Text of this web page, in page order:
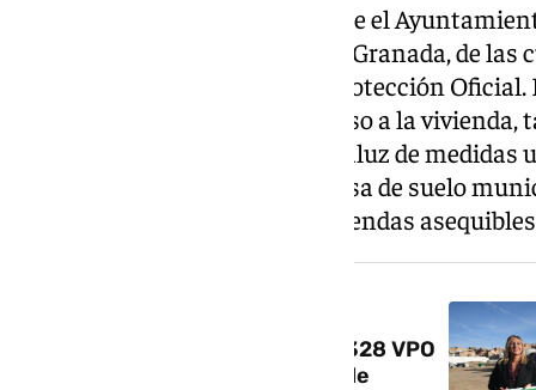
La regidora destacó, además, que el
casi 3.000 nuevas viviendas en Granada, de
corresponden a Viviendas de Protección
municipal para facilitar el acceso a la
de Granada al Decreto-Ley andaluz de
así como la creación de una bolsa de suelo
para albergar cerca de 3.933 viviendas
Adjudicada la construcción de 328 VPO
en el Cuartel de Mondragones de